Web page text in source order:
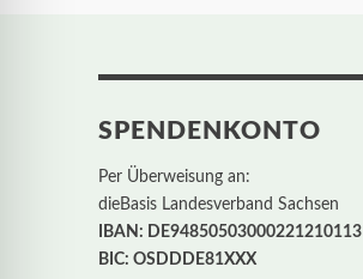
SPENDENKONTO
Per Überweisung an:
dieBasis Landesverband Sachsen
IBAN: DE94850503000221210113
BIC: OSDDDE81XXX